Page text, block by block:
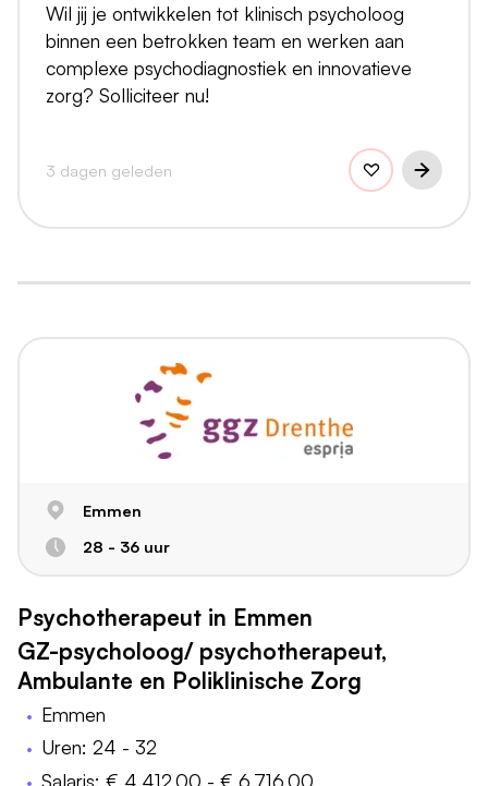
Wil jij je ontwikkelen tot klinisch psycholoog
binnen een betrokken team en werken aan
complexe psychodiagnostiek en innovatieve
zorg? Solliciteer nu!
3 dagen geleden
Emmen
28 - 36 uur
Psychotherapeut in Emmen
GZ-psycholoog/ psychotherapeut,
Ambulante en Poliklinische Zorg
Emmen
Uren: 24 - 32
Salaris: € 4.412,00 - € 6.716,00